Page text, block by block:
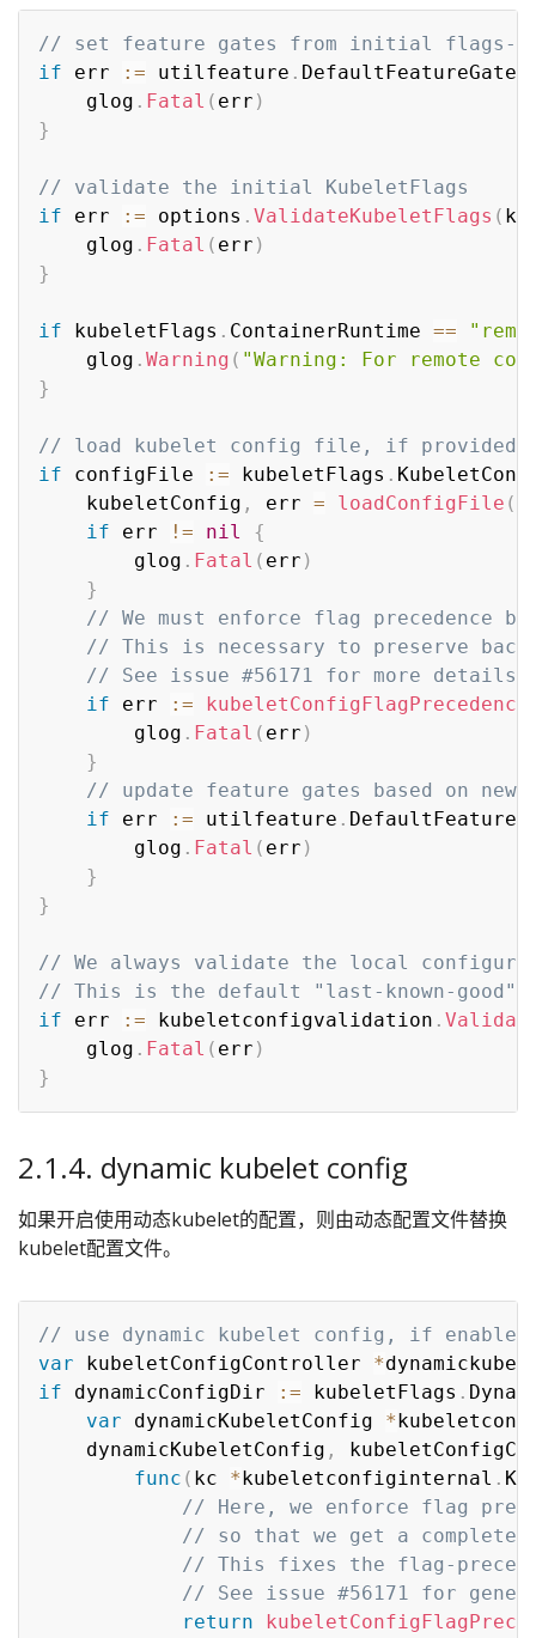
// set feature gates from initial flags-
if err := utilfeature . DefaultFeatureGate
	glog
. Fatal ( err )
}
// validate the initial KubeletFlags
if err := options . ValidateKubeletFlags (
	glog
. Fatal ( err )
}
if kubeletFlags . ContainerRuntime ==
	glog
. Warning ( "Warning: For remote
}
// load kubelet config file, if provided
if configFile := kubeletFlags .
	kubeletConfig
, err = loadConfigFile (
if err != nil
{
		glog
. Fatal ( err )
}
// We must enforce flag precedence
// This is necessary to preserve
// See issue #56171 for more details.
if err := kubeletConfigFlagPrecedence
		glog
. Fatal ( err )
}
// update feature gates based on new
if err := utilfeature .
		glog
. Fatal ( err )
}
}
// We always validate the local
// This is the default "last-known-good"
if err := kubeletconfigvalidation .
	glog
. Fatal ( err )
}
2.1.4. dynamic kubelet config
如果开启使用动态kubelet的配置，则由动态配置文件替换
kubelet配置文件。
// use dynamic kubelet config, if enabled
var kubeletConfigController *
if dynamicConfigDir := kubeletFlags .
var dynamicKubeletConfig *
	dynamicKubeletConfig
,
func ( kc *kubeletconfiginternal .
// Here, we enforce flag
// so that we get a complete
// This fixes the flag-
// See issue #56171 for
return